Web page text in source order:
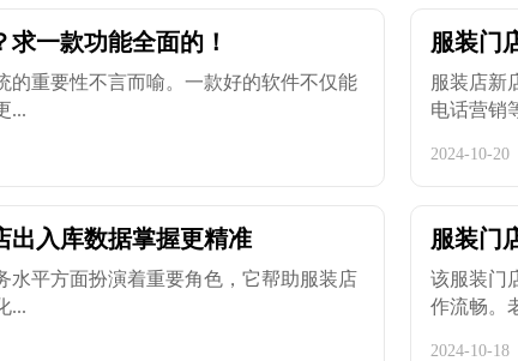
一款功能全面的！
的重要性不言而喻。一款好的软件不仅能
...
服装门
服装店新
电话营销
2024-10-20
出入库数据掌握更精准
水平方面扮演着重要角色，它帮助服装店
...
服装门
该服装门
作流畅。
2024-10-18